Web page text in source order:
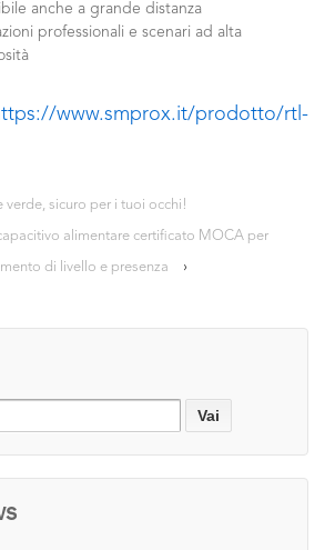
anche a grande distanza
professionali e scenari ad alta
www.smprox.it/prodotto/rtl-
verde, sicuro per i tuoi occhi!
alimentare certificato MOCA per
di livello e presenza ›